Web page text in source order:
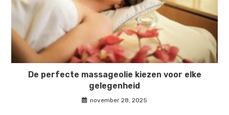
De perfecte massageolie kiezen voor elke
gelegenheid
november 28, 2025